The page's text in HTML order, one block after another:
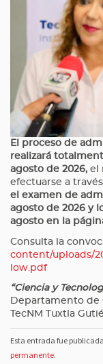
El proceso de
realizará
agosto de 2026, el
efectuarse a
el examen de
agosto de 2026 y
agosto en la
Consulta la
content/uploads/
low.pdf
“Ciencia y
Departamento de
TecNM Tuxtla
Esta entrada fue
permanente.